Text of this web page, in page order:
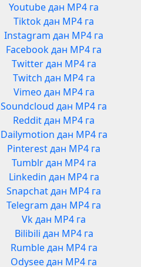
Youtube дан MP4 га
Tiktok дан MP4 га
Instagram дан MP4 га
Facebook дан MP4 га
Twitter дан MP4 га
Twitch дан MP4 га
Vimeo дан MP4 га
Soundcloud дан MP4 га
Reddit дан MP4 га
Dailymotion дан MP4 га
Pinterest дан MP4 га
Tumblr дан MP4 га
Linkedin дан MP4 га
Snapchat дан MP4 га
Telegram дан MP4 га
Vk дан MP4 га
Bilibili дан MP4 га
Rumble дан MP4 га
Odysee дан MP4 га